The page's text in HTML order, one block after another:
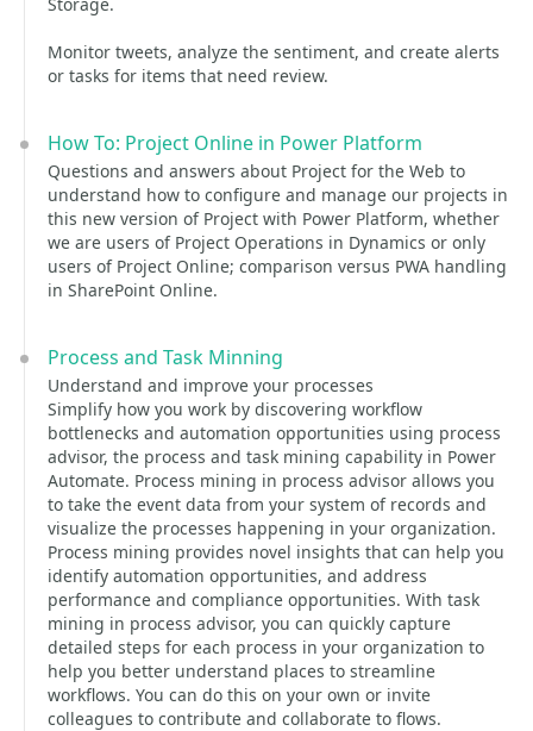
Monitor tweets, analyze the sentiment, and create alerts
or tasks for items that need review.
How To: Project Online in Power Platform
Questions and answers about Project for the Web to
understand how to configure and manage our projects in
this new version of Project with Power Platform, whether
we are users of Project Operations in Dynamics or only
users of Project Online; comparison versus PWA handling
in SharePoint Online.
Process and Task Minning
Understand and improve your processes
Simplify how you work by discovering workflow
bottlenecks and automation opportunities using process
advisor, the process and task mining capability in Power
Automate. Process mining in process advisor allows you
to take the event data from your system of records and
visualize the processes happening in your organization.
Process mining provides novel insights that can help you
identify automation opportunities, and address
performance and compliance opportunities. With task
mining in process advisor, you can quickly capture
detailed steps for each process in your organization to
help you better understand places to streamline
workflows. You can do this on your own or invite
colleagues to contribute and collaborate to flows.